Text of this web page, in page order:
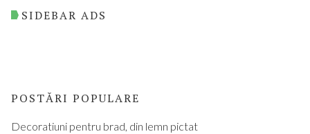
SIDEBAR ADS
POSTĂRI POPULARE
Decoratiuni pentru brad, din lemn pictat